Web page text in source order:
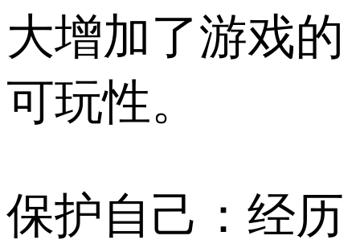
大增加了游戏的
可玩性。
保护自己：经历